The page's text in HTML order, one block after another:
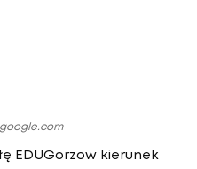
EDUGorzow kierunek